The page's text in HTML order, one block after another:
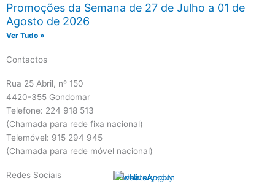
Promoções da Semana de 27 de Julho a 01 de
Agosto de 2026
Ver Tudo »
Contactos
Rua 25 Abril, nº 150
4420-355 Gondomar
Telefone: 224 918 513
(Chamada para rede fixa nacional)
Telemóvel: 915 294 945
(Chamada para rede móvel nacional)
Redes Sociais